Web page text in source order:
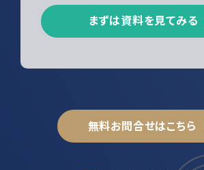
まずは資料を見てみる
無料お問合せはこちら